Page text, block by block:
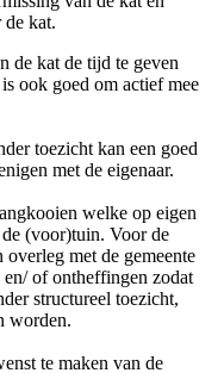
de kat.
de kat de tijd te geven
ook goed om actief mee
toezicht kan een goed
met de eigenaar.
welke op eigen
(voor)tuin. Voor de
met de gemeente
of ontheffingen zodat
structureel toezicht,
worden.
te maken van de